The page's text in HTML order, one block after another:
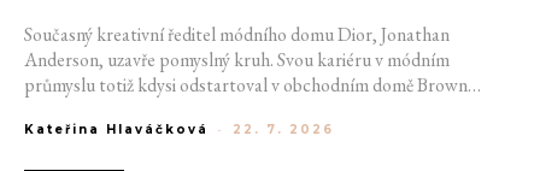
Současný kreativní ředitel módního domu Dior, Jonathan
Anderson, uzavře pomyslný kruh. Svou kariéru v módním
průmyslu totiž kdysi odstartoval v obchodním domě Brown
jedné z největších luxusních značek světa. V prosinci totiž v
Kateřina Hlaváčková - 22. 7. 2026